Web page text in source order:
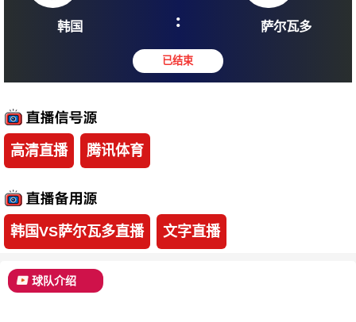
2026年06月04日 07:00
:
高清直播 腾讯体育
韩国VS萨尔瓦多直播 文字直播
球队介绍